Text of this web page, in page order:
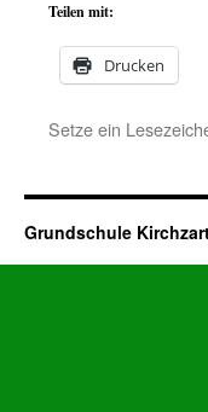
Teilen mit:
Drucken
Setze ein
Grundschule